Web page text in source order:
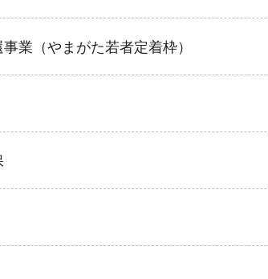
業（やまがた若者定着枠）